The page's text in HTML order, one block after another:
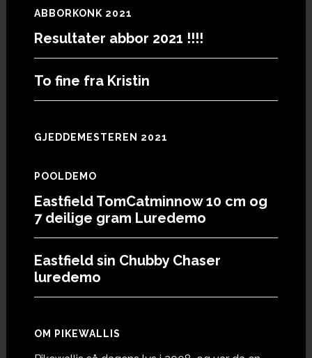
ABBORKONK 2021
Resultater abbor 2021 !!!!
To fine fra Kristin
GJEDDEMESTEREN 2021
POOLDEMO
Eastfield TomCatminnow 10 cm og
7 deilige gram Luredemo
Eastfield sin Chubby Chaser
luredemo
OM PIKEWALLIS